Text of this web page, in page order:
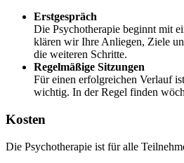
Erstgespräch
Die Psychotherapie beginnt mit
klären wir Ihre Anliegen, Ziele
die weiteren Schritte.
Regelmäßige Sitzungen
Für einen erfolgreichen Verlauf
wichtig. In der Regel finden
Kosten
Die Psychotherapie ist für alle